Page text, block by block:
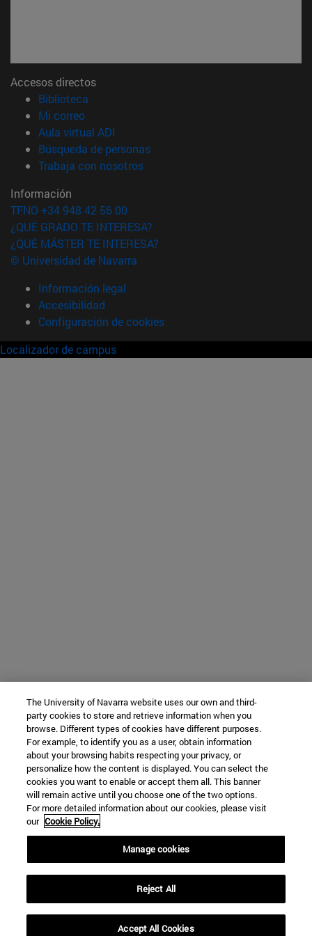
Accesos directos
Biblioteca
Mi correo(abre en nueva ventana)
Aula virtual ADI
Búsqueda de personas(abre en nueva ventana)
Trabaja con nosotros(abre en nueva ventana)
Información
TFNO +34 948 42 56 00
¿QUÉ GRADO TE INTERESA?
¿QUÉ MÁSTER TE INTERESA?
© Universidad de Navarra
Información legal
Accesibilidad
Configuración de cookies
Localizador de campus
The University of Navarra website uses our own and third-
party cookies to store and retrieve information when you
browse. Different types of cookies have different purposes.
For example, to identify you as a user, obtain information
about your browsing habits respecting your privacy, or
personalize how the content is displayed. You can select the
cookies you want to enable or accept them all. This banner
will remain active until you choose one of the two options.
For more detailed information about our cookies, please visit
our Cookie Policy.
Manage cookies
Reject All
Accept All Cookies